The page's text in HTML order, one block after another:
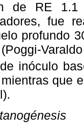
de RE 1.1
fue
profundo
inóculo
que